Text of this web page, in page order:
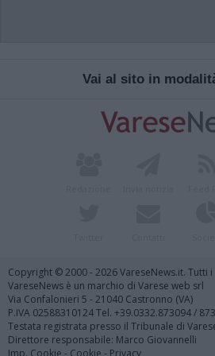
Vai al sito in
Copyright © 2000 - 2026 VareseNews.it. Tutti
VareseNews è un marchio di Varese web srl
Via Confalonieri 5 - 21040 Castronno (VA)
P.IVA 02588310124 Tel. +39.0332.873094 /
Testata registrata presso il Tribunale di
Direttore responsabile: Marco Giovannelli
Imp. Cookie - Cookie - Privacy